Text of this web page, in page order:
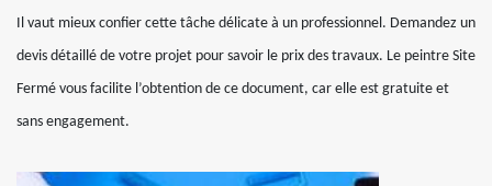
Il vaut mieux confier cette tâche délicate à un professionnel. Demandez un
devis détaillé de votre projet pour savoir le prix des travaux. Le peintre Site
Fermé vous facilite l’obtention de ce document, car elle est gratuite et
sans engagement.